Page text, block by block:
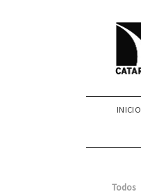
INICIO
Todos